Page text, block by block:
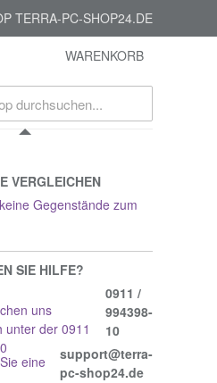
TERRA-PC-SHOP24.DE
WARENKORB
VERGLEICHEN
Gegenstände zum
SIE HILFE?
0911 /
994398-
10
support@terra-
pc-shop24.de